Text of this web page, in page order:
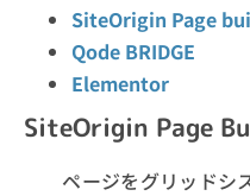
SiteOrigin Page
Qode BRIDGE
Elementor
SiteOrigin Page
ページをグリッドシ